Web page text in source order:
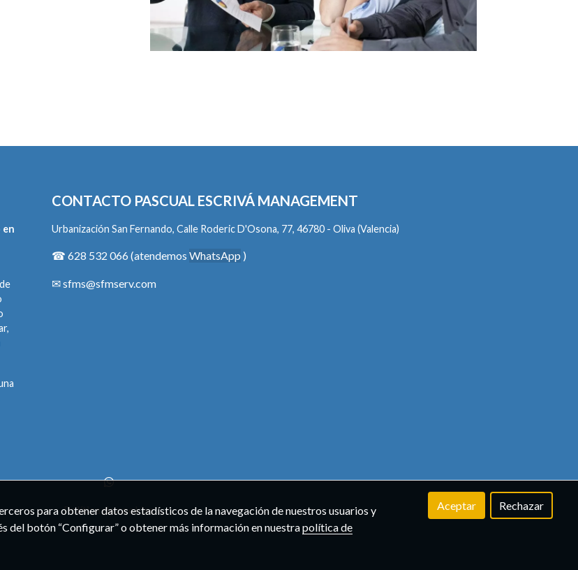
CONTACTO PASCUAL ESCRIVÁ MANAGEMENT
Urbanización San Fernando, Calle Roderic D'Osona, 77, 46780 - Oliva (Valencia)
☎ 628 532 066 (atendemos WhatsApp )
✉sfms@sfmserv.com
Política de cookies
para obtener datos estadísticos de la navegación de nuestros usuarios y
del botón “Configurar” o obtener más información en nuestrapolítica de
Aceptar Rechazar